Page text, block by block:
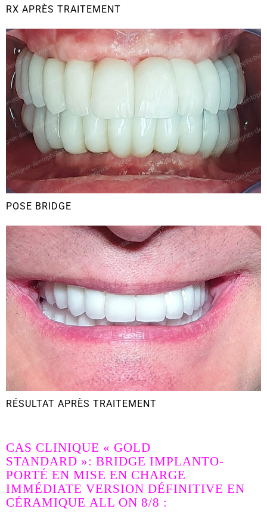
RX APRÈS TRAITEMENT
POSE BRIDGE
RÉSULTAT APRÈS TRAITEMENT
CAS CLINIQUE « GOLD
STANDARD »: BRIDGE IMPLANTO-
PORTÉ EN MISE EN CHARGE
IMMÉDIATE VERSION DÉFINITIVE EN
CÉRAMIQUE ALL ON 8/8 :